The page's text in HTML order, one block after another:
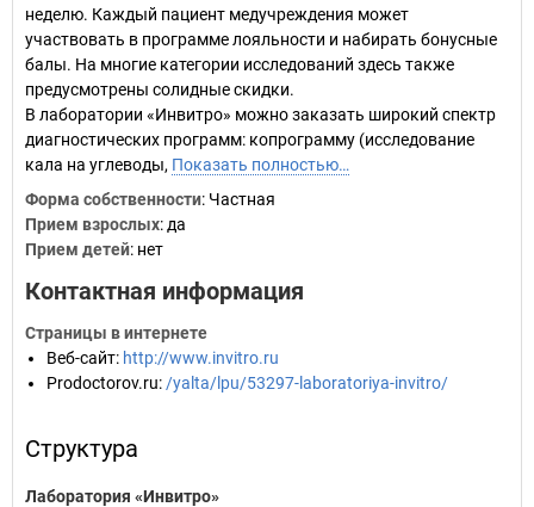
неделю. Каждый пациент медучреждения может
участвовать в программе лояльности и набирать бонусные
балы. На многие категории исследований здесь также
предусмотрены солидные скидки.
В лаборатории «Инвитро» можно заказать широкий спектр
диагностических программ: копрограмму (исследование
кала на углеводы, Показать полностью…
Форма собственности: Частная
Прием взрослых: да
Прием детей: нет
Контактная информация
Страницы в интернете
Веб-сайт: http://www.invitro.ru
Prodoctorov.ru: /yalta/lpu/53297-laboratoriya-invitro/
Структура
Лаборатория «Инвитро»